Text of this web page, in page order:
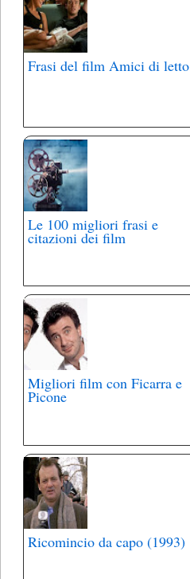
Frasi del film Amici di letto
Le 100 migliori frasi e
citazioni dei film
Migliori film con Ficarra e
Picone
Ricomincio da capo (1993)